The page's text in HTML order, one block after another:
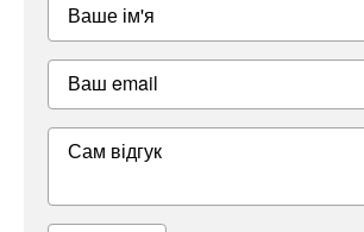
Ваше ім'я
Ваш email
Сам відгук